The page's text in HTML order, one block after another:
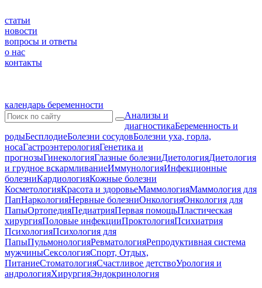
статьи
новости
вопросы и ответы
о нас
контакты
календарь беременности
Анализы и
диагностикаБеременность и
родыБесплодиеБолезни сосудовБолезни уха, горла,
носаГастроэнтерологияГенетика и
прогнозыГинекологияГлазные болезниДиетологияДиетология
и грудное вскармливаниеИммунологияИнфекционные
болезниКардиологияКожные болезни
КосметологияКрасота и здоровьеМаммологияМаммология для
ПапНаркологияНервные болезниОнкологияОнкология для
ПапыОртопедияПедиатрияПервая помощьПластическая
хирургияПоловые инфекцииПроктологияПсихиатрия
ПсихологияПсихология для
ПапыПульмонологияРевматологияРепродуктивная система
мужчиныСексологияСпорт, Отдых,
ПитаниеСтоматологияСчастливое детствоУрология и
андрологияХирургияЭндокринология